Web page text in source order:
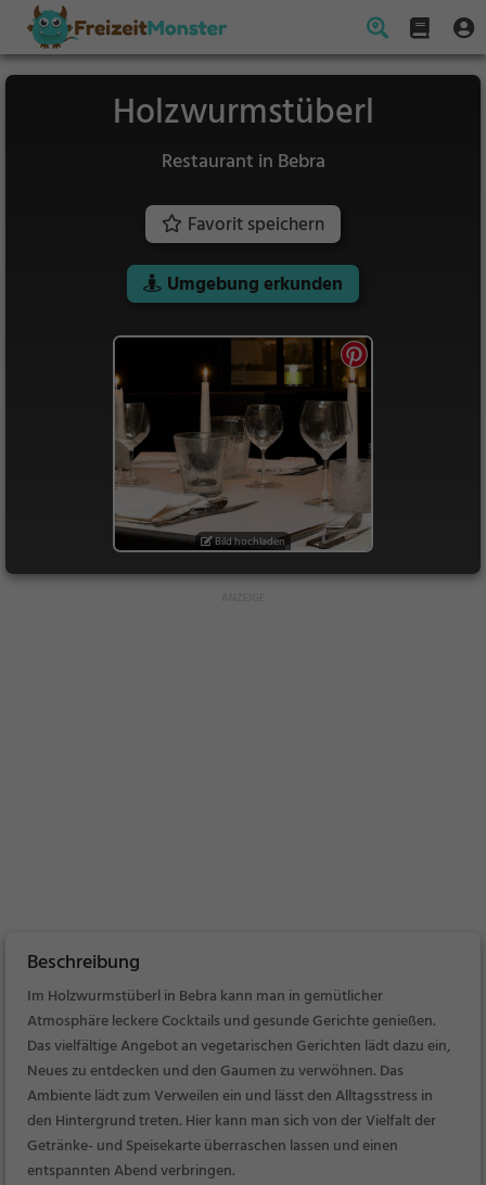
Holzwurmstüberl
Restaurant in Bebra
Favorit speichern
Umgebung erkunden
Bild hochladen
Beschreibung
Im Holzwurmstüberl in Bebra kann man in gemütlicher
Atmosphäre leckere Cocktails und gesunde Gerichte genießen.
Das vielfältige Angebot an vegetarischen Gerichten lädt dazu ein,
Neues zu entdecken und den Gaumen zu verwöhnen. Das
Ambiente lädt zum Verweilen ein und lässt den Alltagsstress in
den Hintergrund treten. Hier kann man sich von der Vielfalt der
Getränke- und Speisekarte überraschen lassen und einen
entspannten Abend verbringen.